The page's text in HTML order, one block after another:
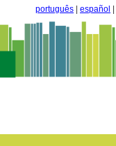
português español